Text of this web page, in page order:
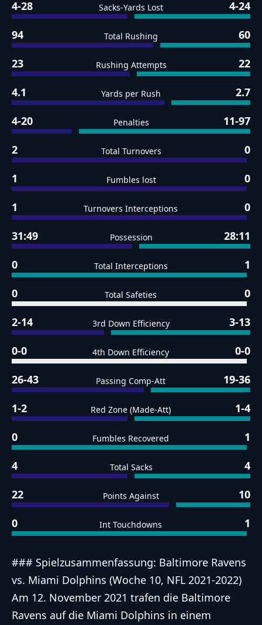
4-28 Sacks-Yards Lost 4-24
94 Total Rushing 60
23 Rushing Attempts 22
4.1 Yards per Rush 2.7
4-20 Penalties 11-97
2 Total Turnovers 0
1 Fumbles lost 0
1 Turnovers Interceptions 0
31:49 Possession 28:11
0 Total Interceptions 1
0 Total Safeties 0
2-14 3rd Down Efficiency 3-13
0-0 4th Down Efficiency 0-0
26-43 Passing Comp-Att 19-36
1-2 Red Zone (Made-Att) 1-4
0 Fumbles Recovered 1
4 Total Sacks 4
22 Points Against 10
0 Int Touchdowns 1
### Spielzusammenfassung: Baltimore Ravens
vs. Miami Dolphins (Woche 10, NFL 2021-2022)
Am 12. November 2021 trafen die Baltimore
Ravens auf die Miami Dolphins in einem